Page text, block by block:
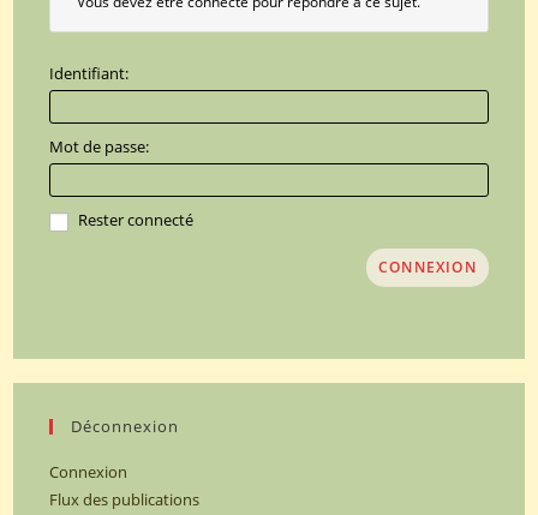
Identifiant:
Mot de passe:
Rester connecté
CONNEXION
Déconnexion
Connexion
Flux des publications